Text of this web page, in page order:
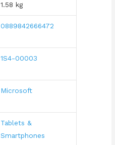
1.58 kg
0889842666472
1S4-00003
Microsoft
Tablets &
Smartphones